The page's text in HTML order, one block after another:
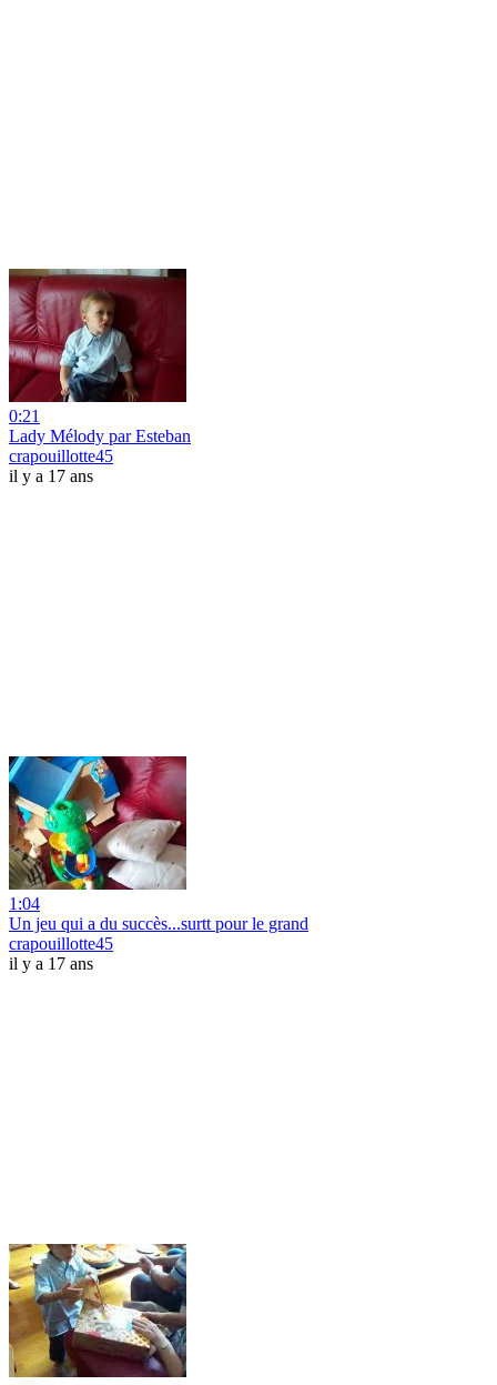
0:21
Lady Mélody par Esteban
crapouillotte45
il y a 17 ans
1:04
Un jeu qui a du succès...surtt pour le grand
crapouillotte45
il y a 17 ans